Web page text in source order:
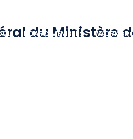
BOARD MEMBERS
du Ministère